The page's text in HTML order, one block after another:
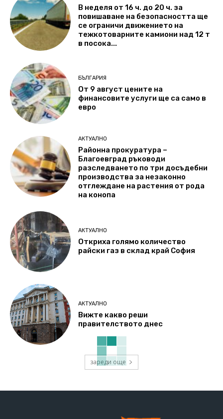
В неделя от 16 ч. до 20 ч. за
повишаване на безопасността ще
се ограничи движението на
тежкотоварните камиони над 12 т
в посока...
БЪЛГАРИЯ
От 9 август цените на
финансовите услуги ще са само в
евро
АКТУАЛНО
Районна прокуратура –
Благоевград ръководи
разследването по три досъдебни
производства за незаконно
отглеждане на растения от рода
на конопа
АКТУАЛНО
Откриха голямо количество
райски газ в склад край София
АКТУАЛНО
Вижте какво реши
правителството днес
зареди още